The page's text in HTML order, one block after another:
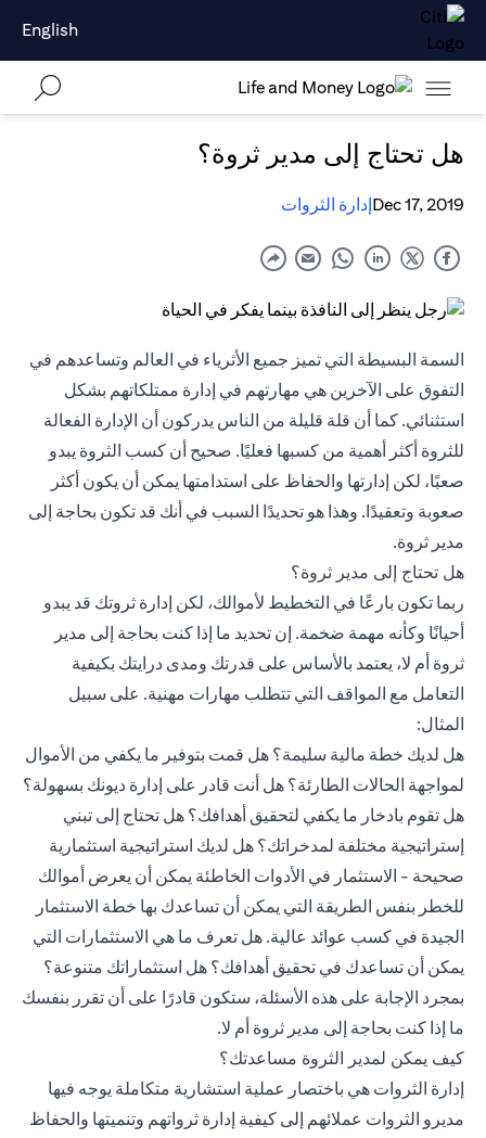
English
هل تحتاج إلى مدير ثروة؟
Dec 17, 2019إدارة الثروات
السمة البسيطة التي تميز جميع الأثرياء في العالم وتساعدهم في
التفوق على الآخرين هي مهارتهم في إدارة ممتلكاتهم بشكل
استثنائي. كما أن قلة قليلة من الناس يدركون أن الإدارة الفعالة
للثروة أكثر أهمية من كسبها فعليًا. صحيح أن كسب الثروة يبدو
صعبًا، لكن إدارتها والحفاظ على استدامتها يمكن أن يكون أكثر
صعوبة وتعقيدًا. وهذا هو تحديدًا السبب في أنك قد تكون بحاجة إلى
مدير ثروة.
هل تحتاج إلى مدير ثروة؟
ربما تكون بارعًا في التخطيط لأموالك، لكن إدارة ثروتك قد يبدو
أحيانًا وكأنه مهمة ضخمة. إن تحديد ما إذا كنت بحاجة إلى مدير
ثروة أم لا، يعتمد بالأساس على قدرتك ومدى درايتك بكيفية
التعامل مع المواقف التي تتطلب مهارات مهنية. على سبيل
المثال:
هل لديك خطة مالية سليمة؟ هل قمت بتوفير ما يكفي من الأموال
لمواجهة الحالات الطارئة؟ هل أنت قادر على إدارة ديونك بسهولة؟
هل تقوم بادخار ما يكفي لتحقيق أهدافك؟ هل تحتاج إلى تبني
إستراتيجية مختلفة لمدخراتك؟ هل لديك استراتيجية استثمارية
صحيحة - الاستثمار في الأدوات الخاطئة يمكن أن يعرض أموالك
للخطر بنفس الطريقة التي يمكن أن تساعدك بها خطة الاستثمار
الجيدة في كسب عوائد عالية. هل تعرف ما هي الاستثمارات التي
يمكن أن تساعدك في تحقيق أهدافك؟ هل استثماراتك متنوعة؟
بمجرد الإجابة على هذه الأسئلة، ستكون قادرًا على أن تقرر بنفسك
ما إذا كنت بحاجة إلى مدير ثروة أم لا.
كيف يمكن لمدير الثروة مساعدتك؟
إدارة الثروات هي باختصار عملية استشارية متكاملة يوجه فيها
مديرو الثروات عملائهم إلى كيفية إدارة ثرواتهم وتنميتها والحفاظ